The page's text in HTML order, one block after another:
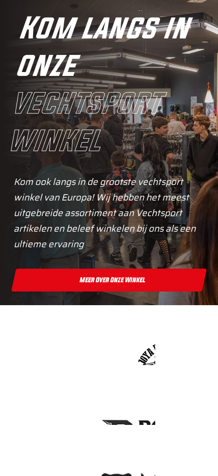
Kom langs in
onze
vechtsport
winkel
Kom ook langs in de grootste vechtsport
winkel van Europa! Wij hebben het meest
uitgebreide assortiment aan Vechtsport
artikelen en beleef winkelen bij ons als een
ultieme ervaring
Meer Over Onze Winkel